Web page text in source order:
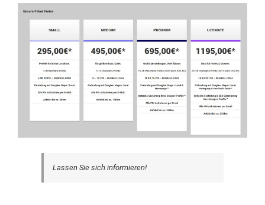
Lassen Sie sich informieren!